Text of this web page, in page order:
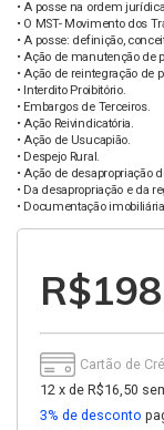
• A posse na ordem
• O MST- Movimento dos
• A posse: definição,
• Ação de manutenção de
• Ação de reintegração de
• Interdito Proibitório.
• Embargos de Terceiros.
• Ação Reivindicatória.
• Ação de Usucapião.
• Despejo Rural.
• Ação de desapropriação
• Da desapropriação e da
• Documentação
Cartão de
12 x de R$16,50
3% de desconto